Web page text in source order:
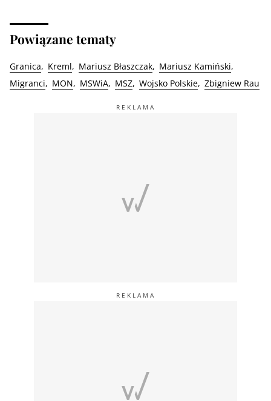
Powiązane tematy
Granica Kreml Mariusz Błaszczak
Mariusz Kamiński
Migranci
MON MSWiA MSZ Wojsko Polskie Zbigniew Rau